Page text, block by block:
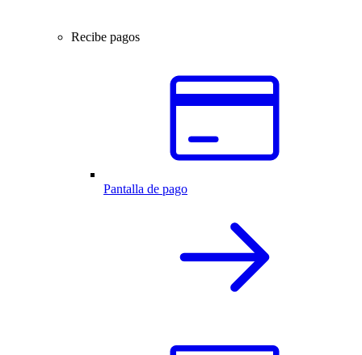
Recibe pagos
Pantalla de pago